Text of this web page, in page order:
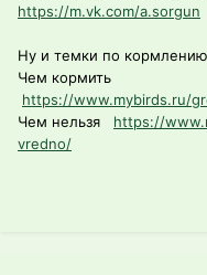
https://m.vk.com/a.sorgun
Ну и темки по
Чем кормить
https://www.mybirds.ru/
Чем нельзя https://
vredno/